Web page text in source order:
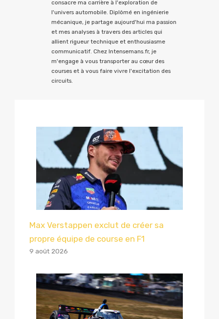
consacre ma carrière à l'exploration de
l'univers automobile. Diplômé en ingénierie
mécanique, je partage aujourd'hui ma passion
et mes analyses à travers des articles qui
allient rigueur technique et enthousiasme
communicatif. Chez Intensemans.fr, je
m'engage à vous transporter au cœur des
courses et à vous faire vivre l'excitation des
circuits.
Max Verstappen exclut de créer sa
propre équipe de course en F1
9 août 2026